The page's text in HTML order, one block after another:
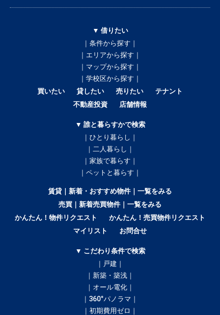
▼ 借りたい
｜条件から探す｜
｜エリアから探す｜
｜マップから探す｜
｜学校区から探す｜
買いたい
貸したい 売りたい
テナント
不動産投資
店舗情報
▼ 誰と暮らすかで検索
｜ひとり暮らし｜
｜二人暮らし｜
｜家族で暮らす｜
｜ペットと暮らす｜
賃貸｜新着・おすすめ物件｜一覧をみる
売買｜新着売買物件｜一覧をみる
かんたん！物件リクエスト
かんたん！売買物件リクエスト
マイリスト
お問合せ
▼ こだわり条件で検索
｜戸建｜
｜新築・築浅｜
｜オール電化｜
｜360°パノラマ｜
｜初期費用ゼロ｜